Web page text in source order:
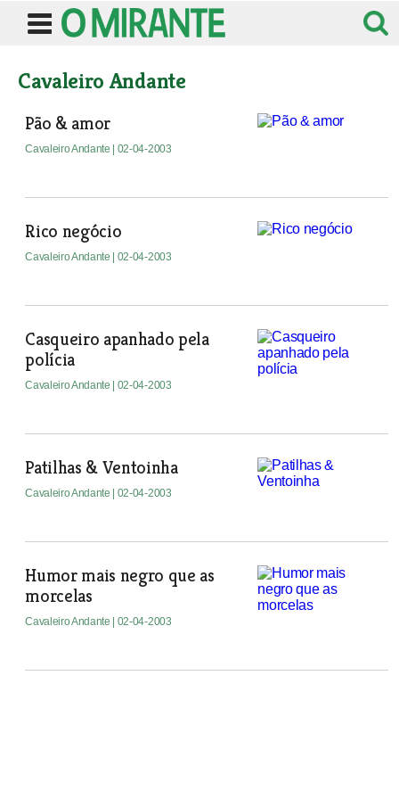
Cavaleiro Andante
Pão & amor
Cavaleiro Andante | 02-04-2003
Rico negócio
Cavaleiro Andante | 02-04-2003
Casqueiro apanhado pela
polícia
Cavaleiro Andante | 02-04-2003
Patilhas & Ventoinha
Cavaleiro Andante | 02-04-2003
Humor mais negro que as
morcelas
Cavaleiro Andante | 02-04-2003